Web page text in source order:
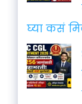
घ्या कसं